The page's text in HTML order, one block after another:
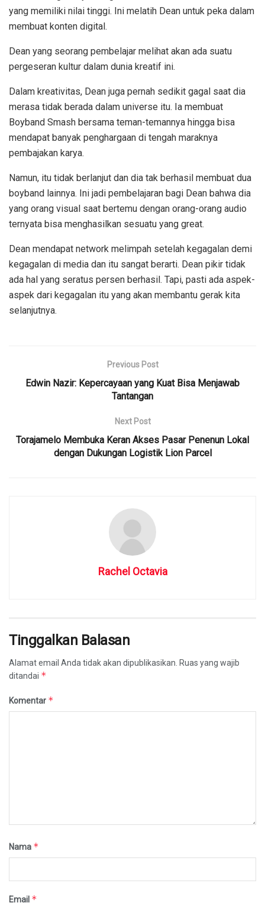
yang memiliki nilai tinggi. Ini melatih Dean untuk peka dalam
membuat konten digital.
Dean yang seorang pembelajar melihat akan ada suatu
pergeseran kultur dalam dunia kreatif ini.
Dalam kreativitas, Dean juga pernah sedikit gagal saat dia
merasa tidak berada dalam universe itu. Ia membuat
Boyband Smash bersama teman-temannya hingga bisa
mendapat banyak penghargaan di tengah maraknya
pembajakan karya.
Namun, itu tidak berlanjut dan dia tak berhasil membuat dua
boyband lainnya. Ini jadi pembelajaran bagi Dean bahwa dia
yang orang visual saat bertemu dengan orang-orang audio
ternyata bisa menghasilkan sesuatu yang great.
Dean mendapat network melimpah setelah kegagalan demi
kegagalan di media dan itu sangat berarti. Dean pikir tidak
ada hal yang seratus persen berhasil. Tapi, pasti ada aspek-
aspek dari kegagalan itu yang akan membantu gerak kita
selanjutnya.
Previous Post
Edwin Nazir: Kepercayaan yang Kuat Bisa Menjawab
Tantangan
Next Post
Torajamelo Membuka Keran Akses Pasar Penenun Lokal
dengan Dukungan Logistik Lion Parcel
Rachel Octavia
Tinggalkan Balasan
Alamat email Anda tidak akan dipublikasikan. Ruas yang wajib
ditandai *
Komentar *
Nama *
Email *